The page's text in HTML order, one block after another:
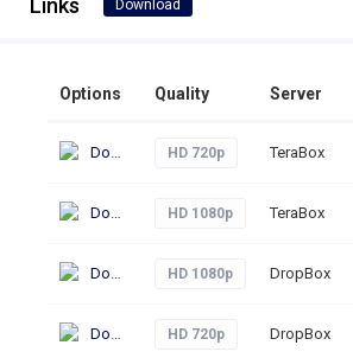
Links Download
Options Quality Server
Download HD 720p TeraBox
Download HD 1080p TeraBox
Download HD 1080p DropBox
Download HD 720p DropBox